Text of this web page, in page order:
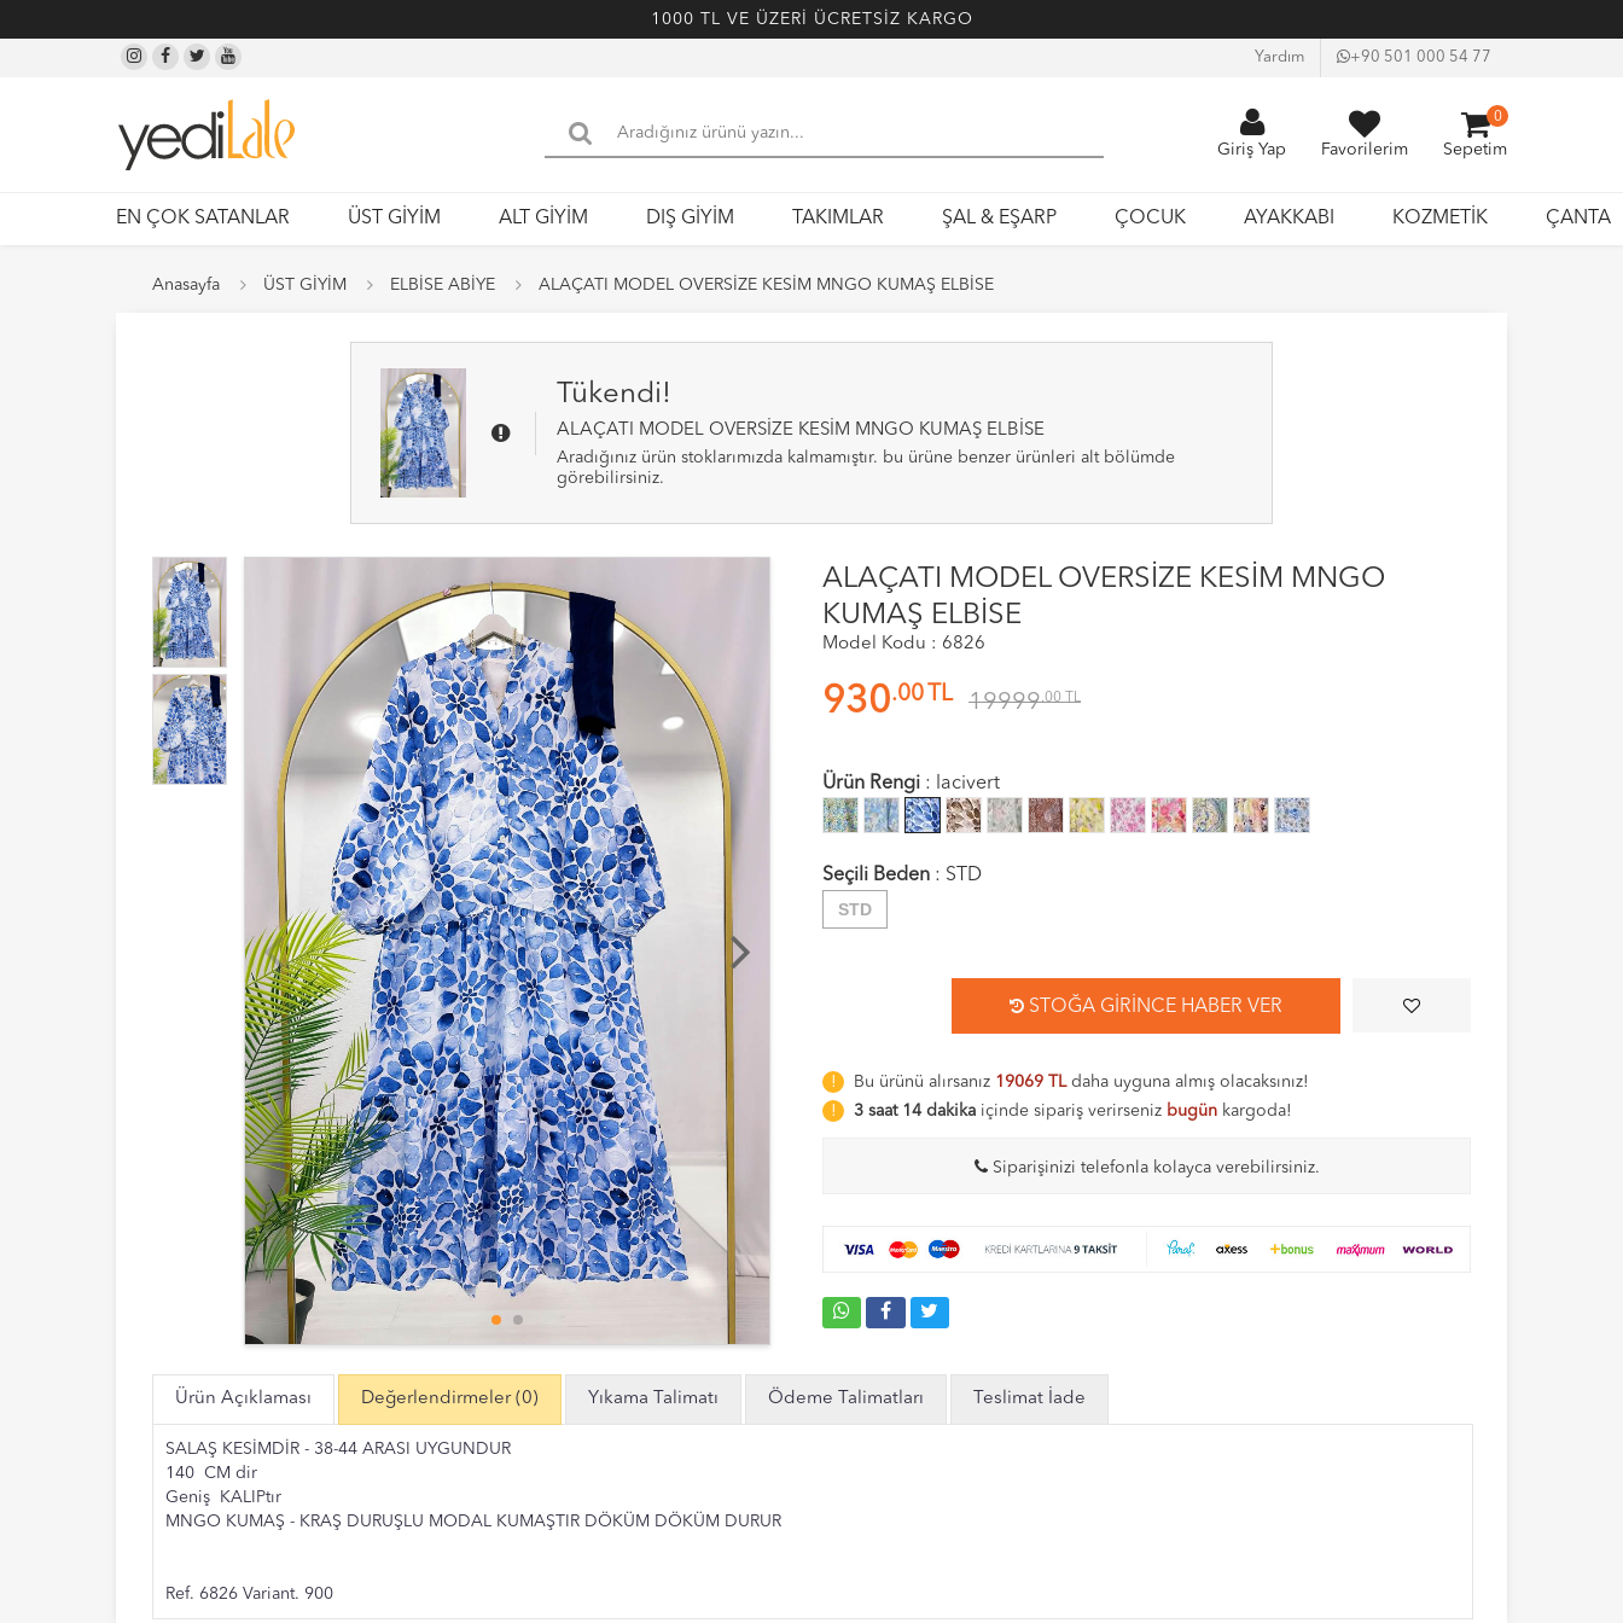
1000 TL VE ÜZERİ ÜCRETSİZ KARGO
Yardım +90 501 000 54 77
Giriş Yap Favorilerim Sepetim
0
EN ÇOK SATANLAR ÜST GİYİM ALT GİYİM DIŞ GİYİM TAKIMLAR ŞAL & EŞARP ÇOCUK AYAKKABI KOZMETİK ÇANTA
Anasayfa ÜST GİYİM ELBİSE ABİYE ALAÇATI MODEL OVERSİZE KESİM MNGO KUMAŞ ELBİSE
Tükendi!
ALAÇATI MODEL OVERSİZE KESİM MNGO KUMAŞ ELBİSE
aradığınız ürün stoklarımızda kalmamıştır. bu ürüne benzer ürünleri alt bölümde
görebilirsiniz.
ALAÇATI MODEL OVERSİZE KESİM MNGO
KUMAŞ ELBİSE
Model Kodu : 6826
930.00 TL 19999.00 TL
Ürün Rengi : lacivert
Seçili Beden : STD
STD
STOĞA GIRINCE HABER VER
Bu ürünü alırsanız 19069 TLdaha uyguna almış olacaksınız!
3 saat 14 dakika içinde sipariş verirseniz bugün kargoda!
Siparişinizi telefonla kolayca verebilirsiniz.
Ürün Açıklaması Değerlendirmeler (0) Yıkama Talimatı Ödeme Talimatları Teslimat İade
SALAŞ KESİMDİR - 38-44 ARASI UYGUNDUR
140 CM dir
Geniş KALIPtır
MNGO KUMAŞ - KRAŞ DURUŞLU MODAL KUMAŞTIR DÖKÜM DÖKÜM DURUR
Ref. 6826 Variant. 900